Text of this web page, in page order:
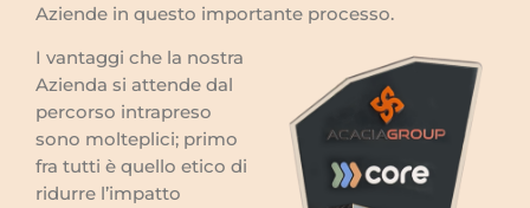
Aziende in questo importante processo.
I vantaggi che la nostra
Azienda si attende dal
percorso intrapreso
sono molteplici; primo
fra tutti è quello etico di
ridurre l’impatto